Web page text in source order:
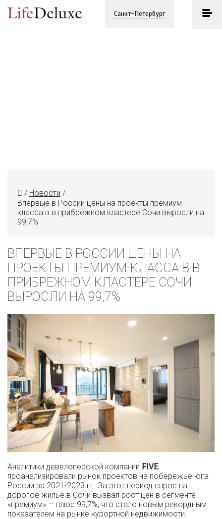
Санкт-Петербург
/ Новости /
Впервые в России цены на проекты премиум-
класса в в прибрежном кластере Сочи выросли на
99,7%
ВПЕРВЫЕ В РОССИИ ЦЕНЫ НА
ПРОЕКТЫ ПРЕМИУМ-КЛАССА В В
ПРИБРЕЖНОМ КЛАСТЕРЕ СОЧИ
ВЫРОСЛИ НА 99,7%
Аналитики девелоперской компании FIVE
проанализировали рынок проектов на побережье юга
России за 2021-2023 гг. За этот период спрос на
дорогое жилье в Сочи вызвал рост цен в сегменте
«премиум» — плюс 99,7%, что стало новым рекордным
показателем на рынке курортной недвижимости.